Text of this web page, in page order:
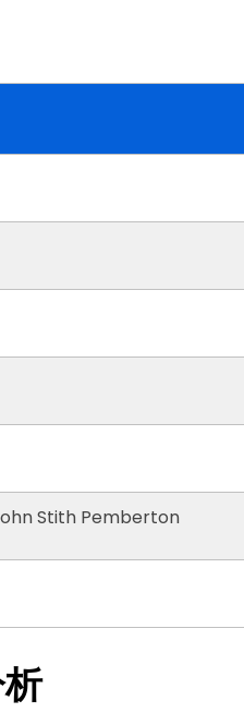
Stith Pemberton
援超過 210 種圖表類型的
操作簡單直覺，Visio 的最佳替代